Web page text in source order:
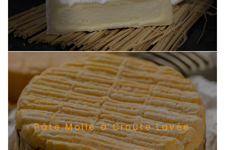
Pâte Molle à Croute Lavée